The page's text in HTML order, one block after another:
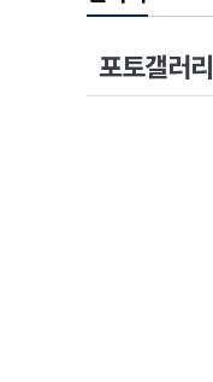
포토갤러리